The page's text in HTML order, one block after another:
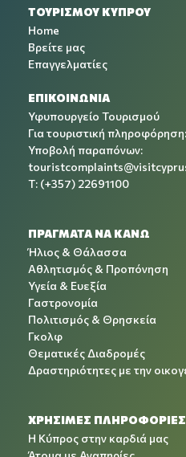
ΤΟΥΡΙΣΜΟΥ ΚΥΠΡΟΥ
Home
Βρείτε μας
Επαγγελματίες
ΕΠΙΚΟΙΝΩΝΙΑ
Υφυπουργείο Τουρισμού
Για τουριστική πληροφόρηση:
Υποβολή παραπόνων:
T: (+357) 22691100
ΠΡΑΓΜΑΤΑ ΝΑ ΚΑΝΩ
Ήλιος & Θάλασσα
Αθλητισμός & Προπόνηση
Υγεία & Ευεξία
Γαστρονομία
Πολιτισμός & Θρησκεία
Γκολφ
Θεματικές Διαδρομές
Δραστηριότητες με την
ΧΡΉΣΙΜΕΣ ΠΛΗΡΟΦΟΡΊΕΣ
Η Κύπρος στην καρδιά μας